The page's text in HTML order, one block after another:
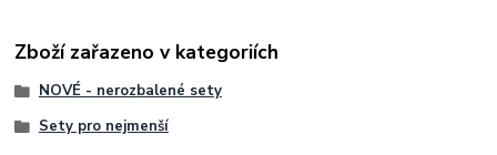
Zboží zařazeno v kategoriích
NOVÉ - nerozbalené sety
Sety pro nejmenší